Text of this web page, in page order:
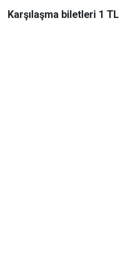
Karşılaşma biletleri 1 TL